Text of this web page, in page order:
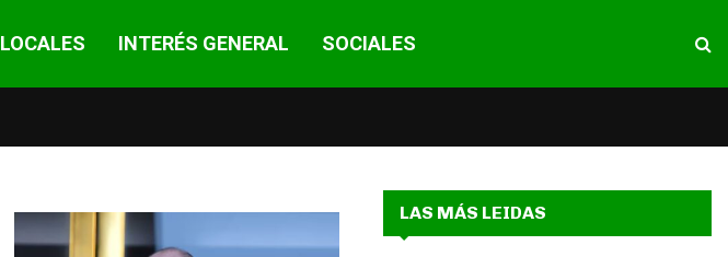
LOCALES INTERÉS GENERAL SOCIALES
LAS MÁS LEIDAS